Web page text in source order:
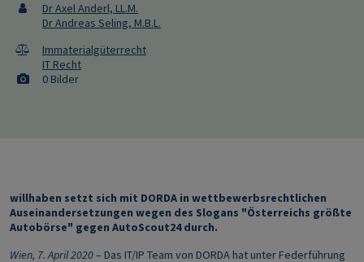
Dr Axel Anderl, LL.M.
Dr Andreas Seling, M.B.L.
Immaterialgüterrecht
IT Recht
0 Bilder
willhaben setzt sich mit DORDA in wettbewerbsrechtlichen
Auseinandersetzungen wegen des Slogans "Österreichs größte
Autobörse" gegen AutoScout24 durch.
Wien, 7. April 2020– Das IT/IP Team von DORDA hat unter Federführung